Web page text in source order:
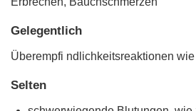
Gelegentlich
Überempfi ndlichkeitsreaktionen
Selten